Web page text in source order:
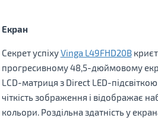
Екран
Секрет успіхуVinga L49FHD20B
прогресивному 48,5-дюймовому
LCD-матриця з Direct LED-
чіткість зображення і відображає
кольори. Роздільна здатність у